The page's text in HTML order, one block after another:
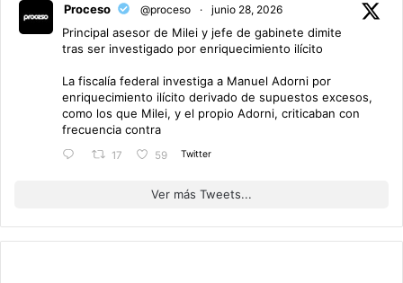
Proceso @proceso · junio 28, 2026
Principal asesor de Milei y jefe de gabinete dimite
tras ser investigado por enriquecimiento ilícito
La fiscalía federal investiga a Manuel Adorni por
enriquecimiento ilícito derivado de supuestos excesos,
como los que Milei, y el propio Adorni, criticaban con
frecuencia contra
17 59 Twitter
Ver más Tweets...